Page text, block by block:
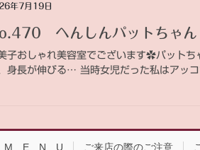
年7月19日
へんしんパットちゃん
子おしゃれ美容室でございます✿パット
身長が伸びる… 当時女児だった私はアッ
M E N U ご来店の際のご注意